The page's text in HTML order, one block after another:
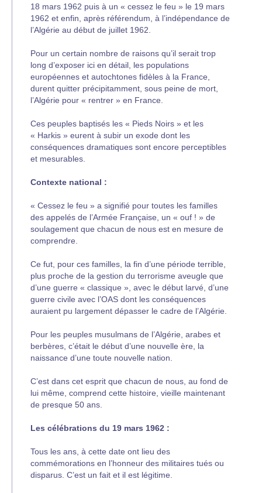
18 mars 1962 puis à un « cessez le feu » le 19 mars
1962 et enfin, après référendum, à l’indépendance de
l’Algérie au début de juillet 1962.
Pour un certain nombre de raisons qu’il serait trop
long d’exposer ici en détail, les populations
européennes et autochtones fidèles à la France,
durent quitter précipitamment, sous peine de mort,
l’Algérie pour « rentrer » en France.
Ces peuples baptisés les « Pieds Noirs » et les
« Harkis » eurent à subir un exode dont les
conséquences dramatiques sont encore perceptibles
et mesurables.
Contexte national :
« Cessez le feu » a signifié pour toutes les familles
des appelés de l’Armée Française, un « ouf ! » de
soulagement que chacun de nous est en mesure de
comprendre.
Ce fut, pour ces familles, la fin d’une période terrible,
plus proche de la gestion du terrorisme aveugle que
d’une guerre « classique », avec le début larvé, d’une
guerre civile avec l’OAS dont les conséquences
auraient pu largement dépasser le cadre de l’Algérie.
Pour les peuples musulmans de l’Algérie, arabes et
berbères, c’était le début d’une nouvelle ère, la
naissance d’une toute nouvelle nation.
C’est dans cet esprit que chacun de nous, au fond de
lui même, comprend cette histoire, vieille maintenant
de presque 50 ans.
Les célébrations du 19 mars 1962 :
Tous les ans, à cette date ont lieu des
commémorations en l’honneur des militaires tués ou
disparus. C’est un fait et il est légitime.